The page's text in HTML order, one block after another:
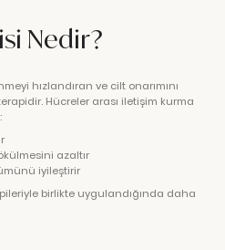
Nedir?
hızlandıran ve cilt onarımını
Hücreler arası iletişim kurma
azaltır
iyileştirir
birlikte uygulandığında daha